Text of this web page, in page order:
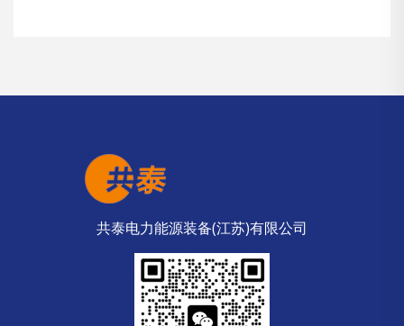
共泰电力能源装备(江苏)有限公司